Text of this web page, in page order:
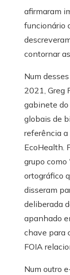
afirmaram
funcionário
contornar
Num
2021, Greg
gabinete do
globais de
referência
EcoHealth.
grupo como
ortográfico
disseram
deliberada
apanhado
chave para
FOIA
Num outro